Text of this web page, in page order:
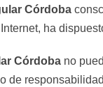
Córdoba
ha
Córdoba no
de